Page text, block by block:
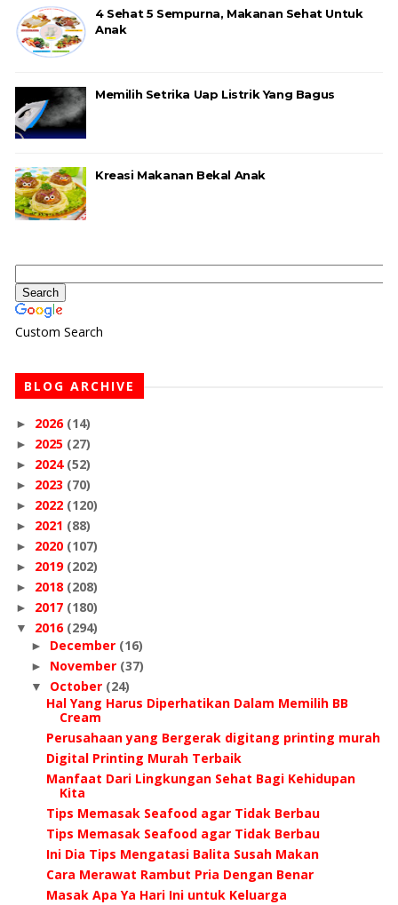
4 Sehat 5 Sempurna, Makanan Sehat Untuk
Anak
Memilih Setrika Uap Listrik Yang Bagus
Kreasi Makanan Bekal Anak
Custom Search
BLOG ARCHIVE
► 2026 (14)
► 2025 (27)
► 2024 (52)
► 2023 (70)
► 2022 (120)
► 2021 (88)
► 2020 (107)
► 2019 (202)
► 2018 (208)
► 2017 (180)
▼ 2016 (294)
► December (16)
► November (37)
▼ October (24)
Hal Yang Harus Diperhatikan Dalam Memilih BB
Cream
Perusahaan yang Bergerak digitang printing murah
Digital Printing Murah Terbaik
Manfaat Dari Lingkungan Sehat Bagi Kehidupan
Kita
Tips Memasak Seafood agar Tidak Berbau
Tips Memasak Seafood agar Tidak Berbau
Ini Dia Tips Mengatasi Balita Susah Makan
Cara Merawat Rambut Pria Dengan Benar
Masak Apa Ya Hari Ini untuk Keluarga